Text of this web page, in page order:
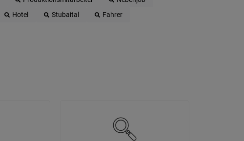
Hotel Stubaital
Fahrer